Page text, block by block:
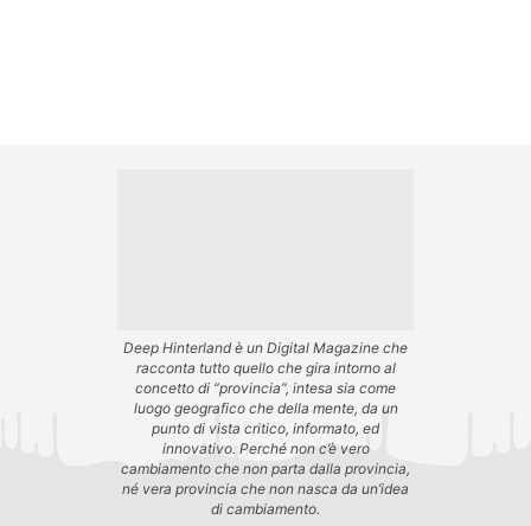
Deep Hinterland è un Digital Magazine che
racconta tutto quello che gira intorno al
concetto di “provincia”, intesa sia come
luogo geografico che della mente, da un
punto di vista critico, informato, ed
innovativo. Perché non c’è vero
cambiamento che non parta dalla provincia,
né vera provincia che non nasca da un’idea
di cambiamento.